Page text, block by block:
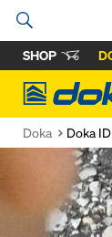
SHOP
Doka
Doka Doka ID